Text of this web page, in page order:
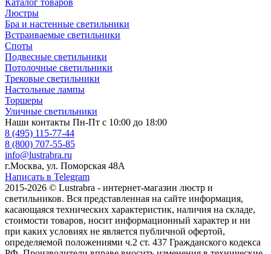
Каталог товаров
Люстры
Бра и настенные светильники
Встраиваемые светильники
Споты
Подвесные светильники
Потолочные светильники
Трековые светильники
Настольные лампы
Торшеры
Уличные светильники
Наши контакты Пн-Пт с 10:00 до 18:00
8 (495) 115-77-44
8 (800) 707-55-85
info@lustrabra.ru
г.Москва, ул. Поморская 48А
Написать в Telegram
2015-2026 © Lustrabra - интернет-магазин люстр и
светильников. Вся представленная на сайте информация,
касающаяся технических характеристик, наличия на складе,
стоимости товаров, носит информационный характер и ни
при каких условиях не является публичной офертой,
определяемой положениями ч.2 ст. 437 Гражданского кодекса